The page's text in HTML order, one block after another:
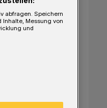
abfragen. Speichern
Messung von
und